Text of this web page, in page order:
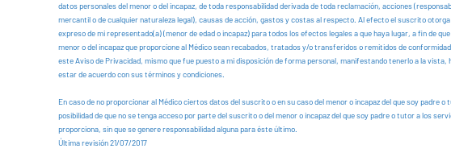
datos personales del menor o del incapaz, de toda responsabilidad derivada de toda reclamación, acciones
mercantil o de cualquier naturaleza legal), causas de acción, gastos y costas al respecto. Al efecto el suscrito
expreso de mi representado(a) (menor de edad o incapaz) para todos los efectos legales a que haya lugar, a fin de
menor o del incapaz que proporcione al Médico sean recabados, tratados y/o transferidos o remitidos de
este Aviso de Privacidad, mismo que fue puesto a mi disposición de forma personal, manifestando tenerlo a la vista,
estar de acuerdo con sus términos y condiciones.
En caso de no proporcionar al Médico ciertos datos del suscrito o en su caso del menor o incapaz del que soy padre o
posibilidad de que no se tenga acceso por parte del suscrito o del menor o incapaz del que soy padre o tutor a los
proporciona, sin que se genere responsabilidad alguna para éste último.
Última revisión 21/07/2017